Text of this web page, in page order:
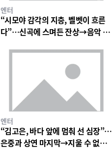
엔터
“시모야 감각의 지층, 벨벳이 흐른
다”…신곡에 스며든 잔상→음악 팬
엔터
“김고은, 바다 앞에 멈춰 선 심장”…
은중과 상연 마지막→지울 수 없는